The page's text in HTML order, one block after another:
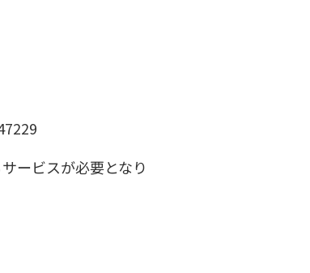
ービスが必要となり